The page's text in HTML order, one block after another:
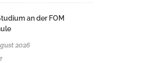
an der FOM
2026